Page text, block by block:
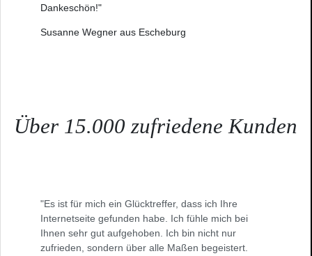
Dankeschön!"
Susanne Wegner aus Escheburg
Über 15.000 zufriedene Kunden
"Es ist für mich ein Glücktreffer, dass ich Ihre
Internetseite gefunden habe. Ich fühle mich bei
Ihnen sehr gut aufgehoben. Ich bin nicht nur
zufrieden, sondern über alle Maßen begeistert.